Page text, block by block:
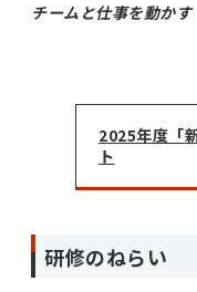
チームと仕事を動か
2025年度「
ト
研修のねらい